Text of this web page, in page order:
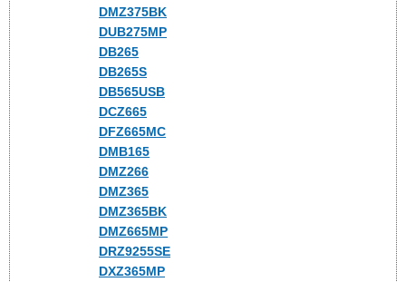
DMZ375BK
DUB275MP
DB265
DB265S
DB565USB
DCZ665
DFZ665MC
DMB165
DMZ266
DMZ365
DMZ365BK
DMZ665MP
DRZ9255SE
DXZ365MP